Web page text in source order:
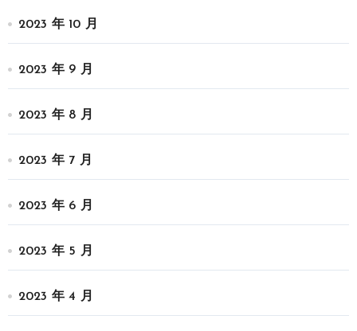
2023 年 10 月
2023 年 9 月
2023 年 8 月
2023 年 7 月
2023 年 6 月
2023 年 5 月
2023 年 4 月